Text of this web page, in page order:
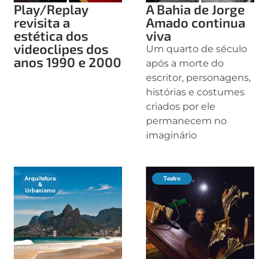
Play/Replay
revisita a
estética dos
videoclipes dos
anos 1990 e 2000
A Bahia de Jorge
Amado continua
viva
Um quarto de século
após a morte do
escritor, personagens,
histórias e costumes
criados por ele
permanecem no
imaginário
Arquitetura
&
Urbanismo
Teatro